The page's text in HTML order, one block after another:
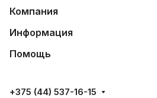
Компания
Информация
Помощь
+375 (44) 537-16-15